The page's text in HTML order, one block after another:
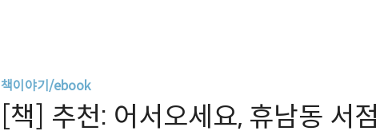
책이야기/ebook
[책] 추천: 어서오세요, 휴남동 서